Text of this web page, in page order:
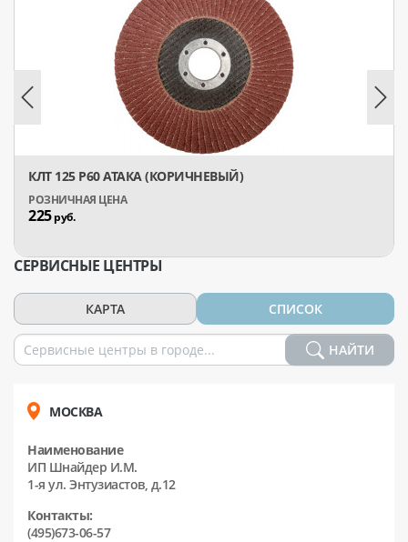
КЛТ 125 Р60 АТАКА (КОРИЧНЕВЫЙ)
225руб.
СЕРВИСНЫЕ ЦЕНТРЫ
КАРТА СПИСОК
НАЙТИ
МОСКВА
Наименование
ИП Шнайдер И.М.
1-я ул. Энтузиастов, д.12
Контакты:
(495)673-06-57